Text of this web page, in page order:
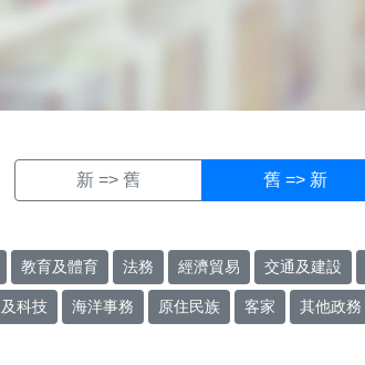
新 => 舊 舊 => 新
教育及體育 法務 經濟貿易 交通及建設
科技 海洋事務 原住民族 客家 其他政務